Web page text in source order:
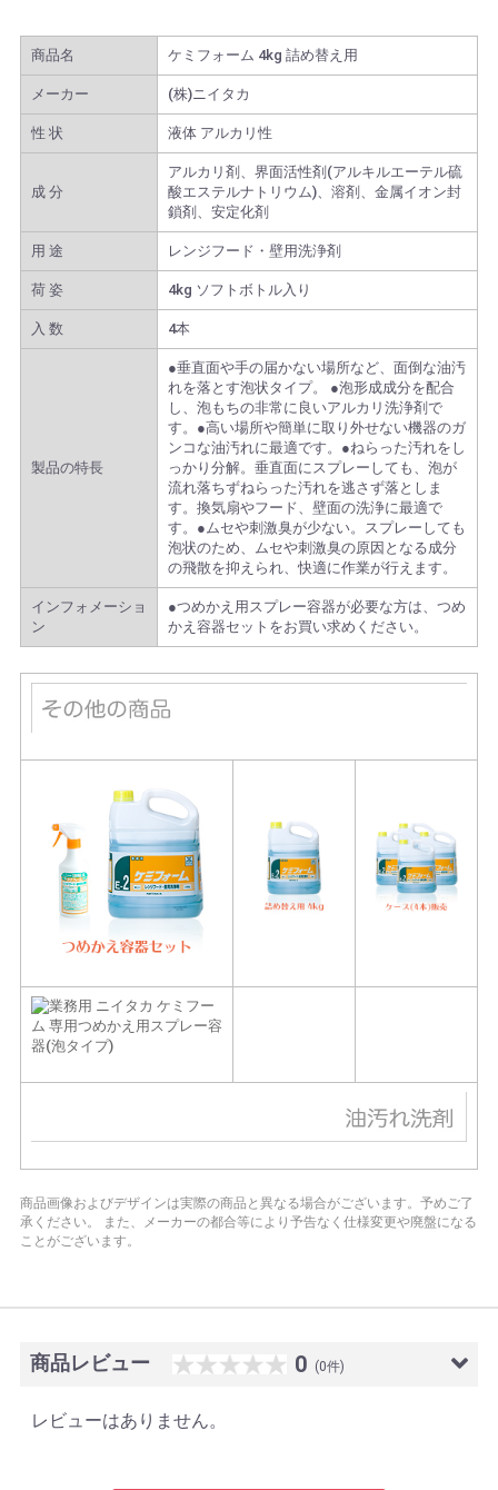
商品名 ケミフォーム 4kg 詰め替え用
メーカー (株)ニイタカ
性 状 液体 アルカリ性
成 分
アルカリ剤、界面活性剤(アルキルエーテル硫
酸エステルナトリウム)、溶剤、金属イオン封
鎖剤、安定化剤
用 途 レンジフード・壁用洗浄剤
荷 姿 4kg ソフトボトル入り
入 数 4本
製品の特長
●垂直面や手の届かない場所など、面倒な油汚
れを落とす泡状タイプ。 ●泡形成成分を配合
し、泡もちの非常に良いアルカリ洗浄剤で
す。●高い場所や簡単に取り外せない機器のガ
ンコな油汚れに最適です。●ねらった汚れをし
っかり分解。垂直面にスプレーしても、泡が
流れ落ちずねらった汚れを逃さず落としま
す。換気扇やフード、壁面の洗浄に最適で
す。●ムセや刺激臭が少ない。スプレーしても
泡状のため、ムセや刺激臭の原因となる成分
の飛散を抑えられ、快適に作業が行えます。
インフォメーショ
ン
●つめかえ用スプレー容器が必要な方は、つめ
かえ容器セットをお買い求めください。
商品画像およびデザインは実際の商品と異なる場合がございます。予めご了
承ください。
また、メーカーの都合等により予告なく仕様変更や廃盤になる
ことがございます。
商品レビュー 0 (0件)
レビューはありません。